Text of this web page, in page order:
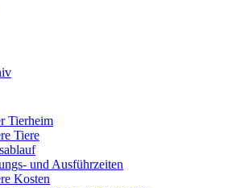
Tierheim
Tiere
und Ausführzeiten
Kosten